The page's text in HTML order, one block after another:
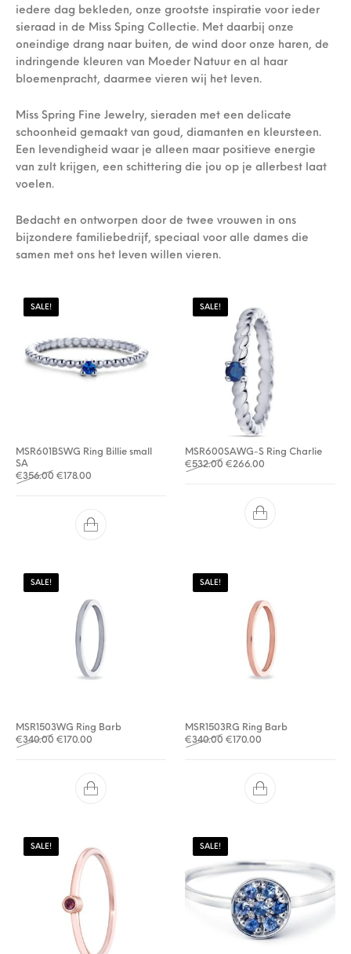
iedere dag bekleden, onze grootste inspiratie voor ieder
sieraad in de Miss Sping Collectie. Met daarbij onze
oneindige drang naar buiten, de wind door onze haren, de
indringende kleuren van Moeder Natuur en al haar
bloemenpracht, daarmee vieren wij het leven.
Miss Spring Fine Jewelry, sieraden met een delicate
schoonheid gemaakt van goud, diamanten en kleursteen.
Een levendigheid waar je alleen maar positieve energie
van zult krijgen, een schittering die jou op je allerbest laat
voelen.
Bedacht en ontworpen door de twee vrouwen in ons
bijzondere familiebedrijf, speciaal voor alle dames die
samen met ons het leven willen vieren.
SALE!
MSR601BSWG Ring Billie small
SA
€356.00 Oorspronkelijke prijs was: €356.00.
€178.00
SALE!
MSR600SAWG-S Ring Charlie
€532.00 Oorspronkelijke prijs was:
€266.00
SALE!
MSR1503WG Ring Barb
€340.00 Oorspronkelijke prijs was: €340.00.
€170.00 Huidige prijs is: €170.00.
SALE!
MSR1503RG Ring Barb
€340.00 Oorspronkelijke prijs was:
€170.00
SALE! SALE!